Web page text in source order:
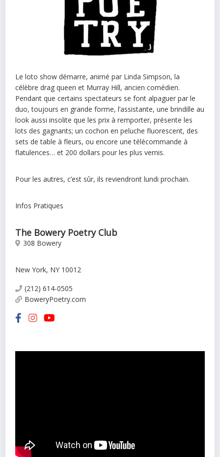
Le loto show démarre, animé par Linda Simpson, la
célèbre drag queen et Murray Hill, ancien comédien.
Pendant que certains spectateurs se font alpaguer par le
duo, toujours en grande forme, l’assistante, une brindille au
look aussi insolite que les prix à remporter, présente les
lots des gagnants; un cochon en peluche fluorescent, des
sets de table à fleurs, ou encore une télécommande à
flatulences… et 200 dollars pour les plus vernis.
Pour les autres, c’est sûr, ils reviendront lundi prochain.
Infos Pratiques
The Bowery Poetry Club
308 Bowery
New York, NY 10012
(212) 614-0505
BoweryPoetry.com